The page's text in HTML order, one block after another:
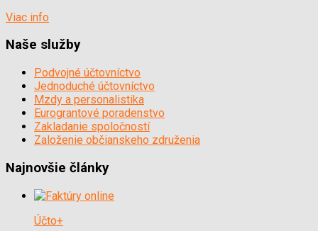
Viac info
Naše služby
Podvojné účtovníctvo
Jednoduché účtovníctvo
Mzdy a personalistika
Eurograntové poradenstvo
Zakladanie spoločností
Založenie občianskeho združenia
Najnovšie články
Účto+